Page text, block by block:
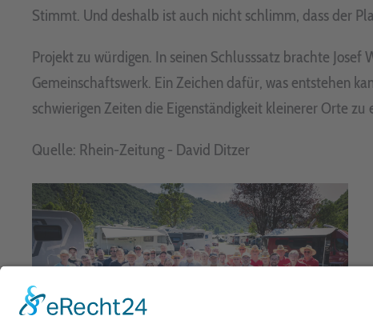
Stimmt. Und deshalb ist auch nicht schlimm, dass der
Projekt zu würdigen. In seinen Schlusssatz brachte
Gemeinschaftswerk. Ein Zeichen dafür, was entstehen
schwierigen Zeiten die Eigenständigkeit kleinerer Orte zu
Quelle: Rhein-Zeitung - David Ditzer